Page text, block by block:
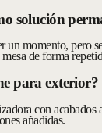
solución
un momento, pero
de forma
para exterior?
con acabados
añadidas.